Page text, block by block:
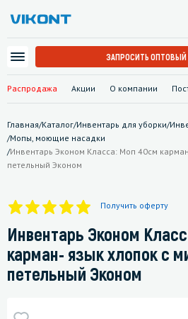
Распродажа Акции О компании
ЗАПРОСИТЬ ОПТОВЫЙ
Главная/Каталог/Инвентарь для уборки/
/Мопы, моющие насадки
/Инвентарь Эконом Класса: Моп 40см
петельный Эконом
Получить оферту
Инвентарь Эконом
карман- язык хлопок с
петельный Эконом